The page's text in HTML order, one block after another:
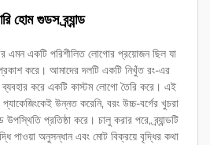
হোম গুডস ব্র্যান্ড
এমন একটি পরিশীলিত লোগোর প্রয়োজন ছিল যা
প্রকাশ করে। আমাদের দলটি একটি নিখুঁত রং-এর
ব্যবহার করে একটি কাস্টম লোগো তৈরি করে। এই
উন্নত করেনি, বরং উচ্চ-বর্গের খুচরা
উপস্থিতি প্রতিষ্ঠা করে। চালু করার পরে, ব্র্যান্ডটি
পাওয়া অনুসন্ধান এবং মোট বিক্রয়ে বৃদ্ধির কথা